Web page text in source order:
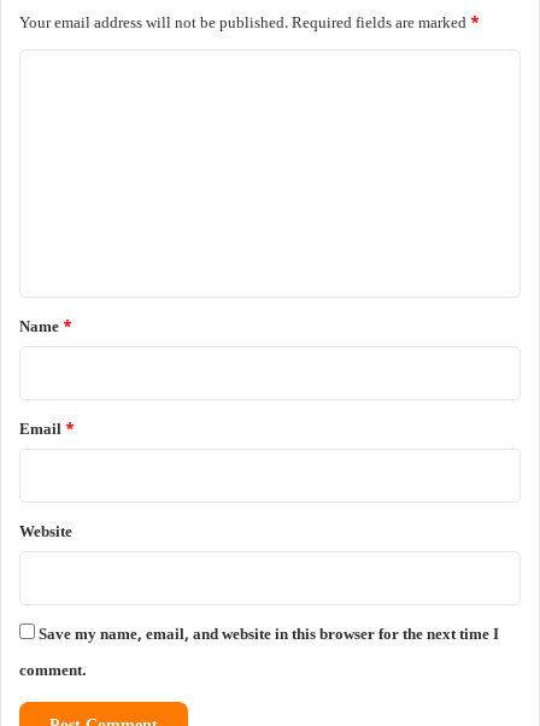
Your email address will not be published.Required fields are marked *
*
Name *
Email *
Website
Save my name, email, and website in this browser for the next time I
comment.